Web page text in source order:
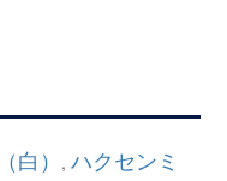
白） ,ハクセンミ